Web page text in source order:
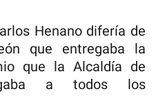
Henano difería de
que entregaba la
que la Alcaldía de
a todos los